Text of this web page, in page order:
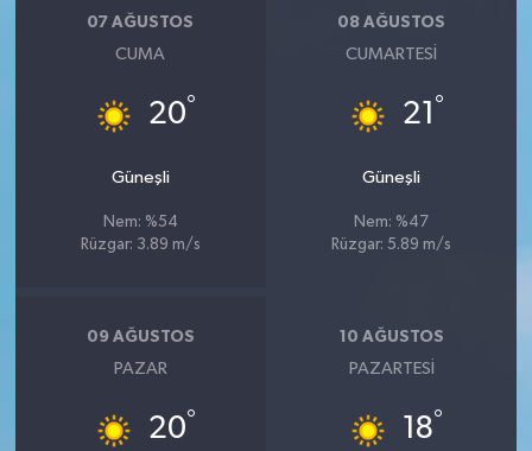
07 AĞUSTOS
CUMA
20°
Güneşli
Nem: %54
Rüzgar: 3.89 m/s
08 AĞUSTOS
CUMARTESI
21 °
Güneşli
Nem: %47
Rüzgar: 5.89 m/s
09 AĞUSTOS
PAZAR
20°
10 AĞUSTOS
PAZARTESI
18°